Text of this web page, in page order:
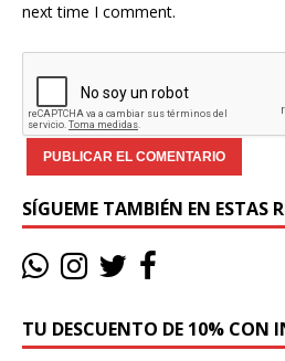
next time I comment.
SÍGUEME TAMBIÉN EN ESTAS
TU DESCUENTO DE 10% CON